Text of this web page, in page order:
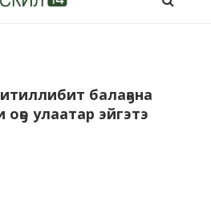
балаҕана
улаатар эйгэтэ